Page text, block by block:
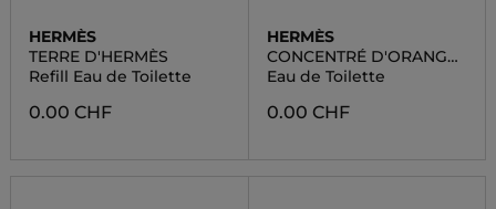
HERMÈS
TERRE D'HERMÈS
Refill Eau de Toilette
0.00 CHF
HERMÈS
CONCENTRÉ D'ORANGE
VERTE
Eau de Toilette
0.00 CHF